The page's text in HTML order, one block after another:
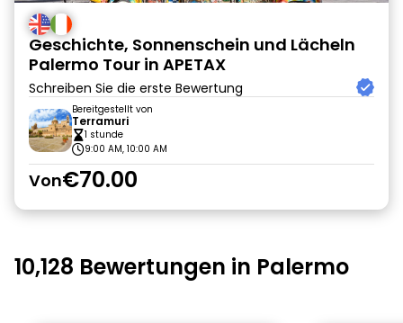
Geschichte, Sonnenschein und Lächeln
Palermo Tour in APETAX
Schreiben Sie die erste Bewertung
Bereitgestellt von
Terramuri
1 stunde
9:00 AM, 10:00 AM
Von€70.00
10,128 Bewertungen in Palermo